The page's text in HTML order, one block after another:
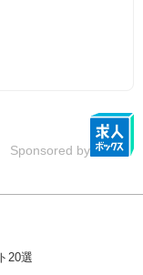
Sponsored by
20選